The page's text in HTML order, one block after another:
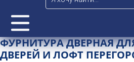
ФУРНИТУРА ДВЕРНАЯ
ДВЕРЕЙ И ЛОФТ